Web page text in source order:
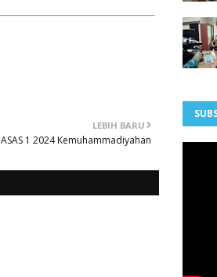
LEBIH BARU
ASAS 1 2024 Kemuhammadiyahan